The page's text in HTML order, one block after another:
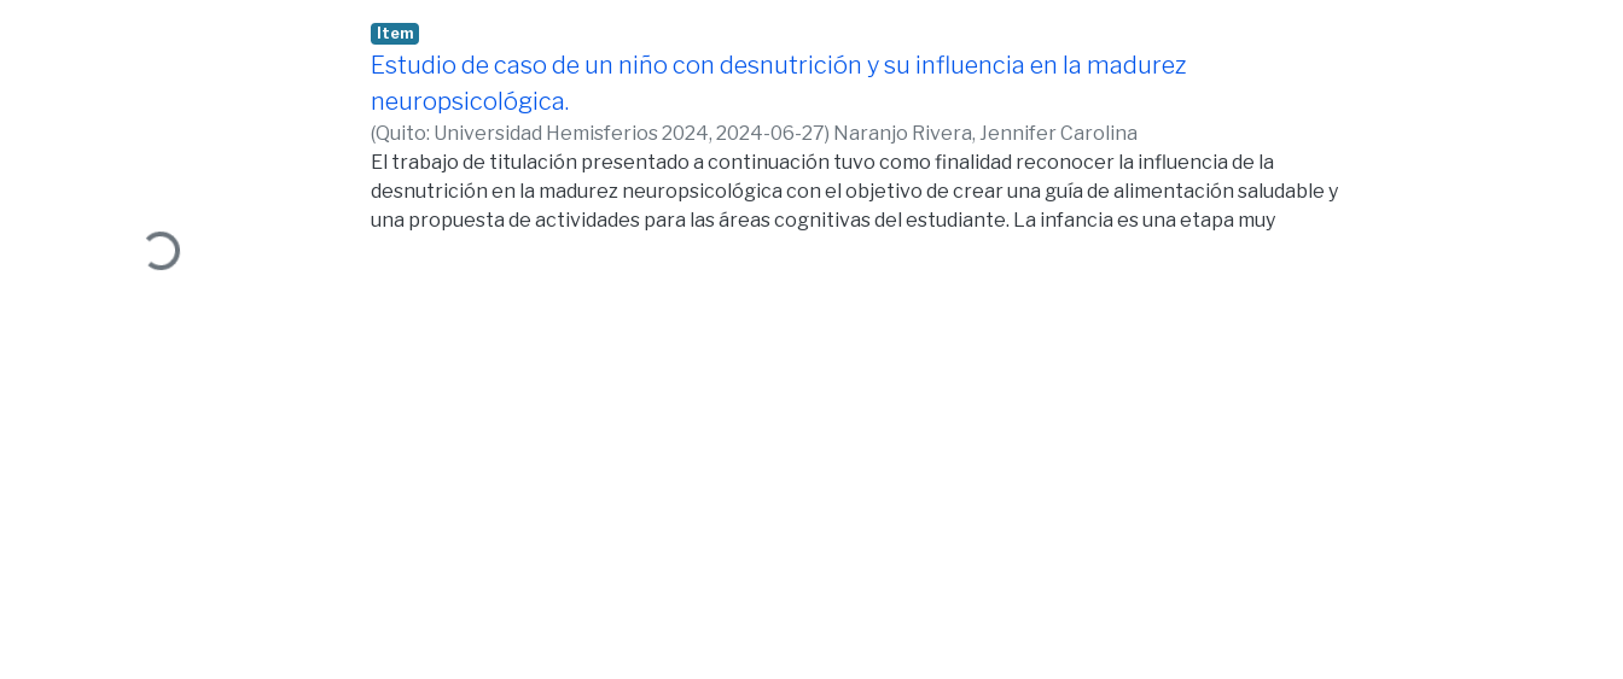
Loading...
Item
Estudio de caso de un niño con desnutrición y su influencia en la madurez
neuropsicológica.
(Quito: Universidad Hemisferios 2024, 2024-06-27) Naranjo Rivera, Jennifer Carolina
El trabajo de titulación presentado a continuación tuvo como finalidad reconocer la influencia de la
desnutrición en la madurez neuropsicológica con el objetivo de crear una guía de alimentación saludable y
una propuesta de actividades para las áreas cognitivas del estudiante. La infancia es una etapa muy